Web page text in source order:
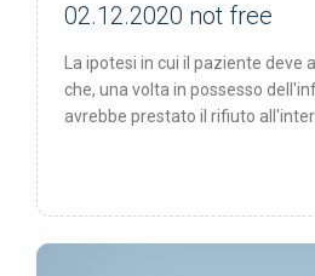
not free
02.12.2020 not free
La ipotesi in cui il paziente deve
che, una volta in possesso
avrebbe prestato il rifiuto